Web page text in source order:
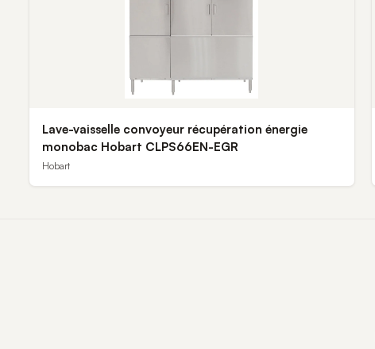
Lave-vaisselle convoyeur récupération énergie
monobac Hobart CLPS66EN-EGR
Hobart